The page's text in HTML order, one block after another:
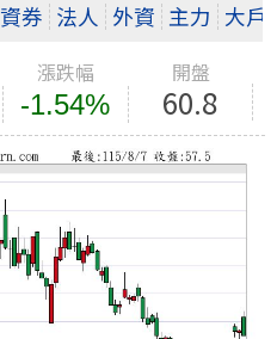
資券 法人 外資 主力 大戶
漲跌幅 開盤
-1.54% 60.8